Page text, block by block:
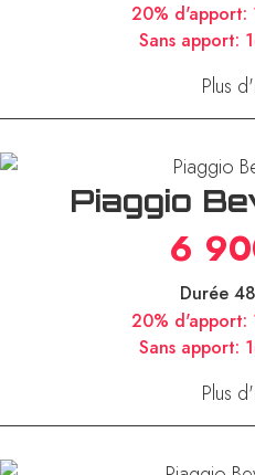
20% d'apport:
Sans apport:
Plus
Piaggio
6
Durée
20% d'apport:
Sans apport:
Plus